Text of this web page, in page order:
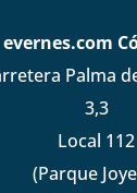
evernes.com
Palma
3,3
Local 112
(Parque